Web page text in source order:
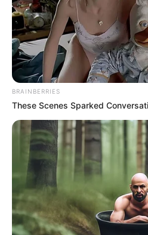
BRAINBERRIES
These Scenes Sparked